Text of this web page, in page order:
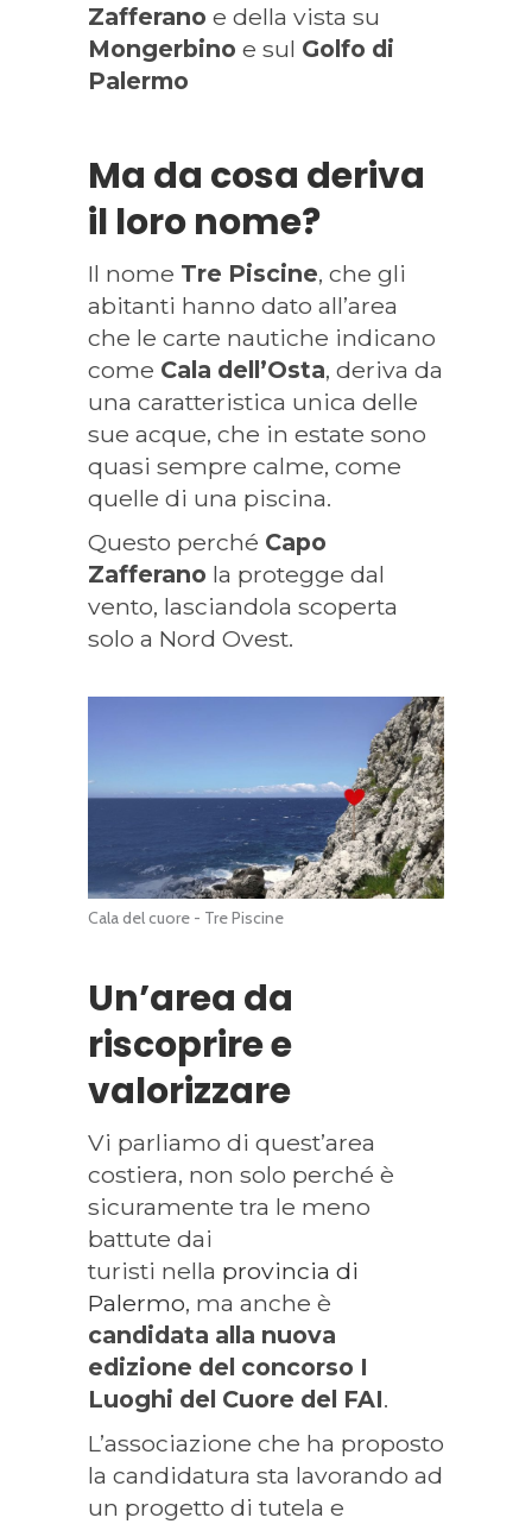
Zafferano e della vista su
Mongerbino e sul Golfo di
Palermo
Ma da cosa deriva
il loro nome?
Il nome Tre Piscine, che gli
abitanti hanno dato all’area
che le carte nautiche indicano
come Cala dell’Osta, deriva da
una caratteristica unica delle
sue acque, che in estate sono
quasi sempre calme, come
quelle di una piscina.
Questo perché Capo
Zafferano la protegge dal
vento, lasciandola scoperta
solo a Nord Ovest.
Cala del cuore - Tre Piscine
Un’area da
riscoprire e
valorizzare
Vi parliamo di quest’area
costiera, non solo perché è
sicuramente tra le meno
battute dai
turisti nella provincia di
Palermo, ma anche è
candidata alla nuova
edizione del concorso I
Luoghi del Cuore del FAI.
L’associazione che ha proposto
la candidatura sta lavorando ad
un progetto di tutela e